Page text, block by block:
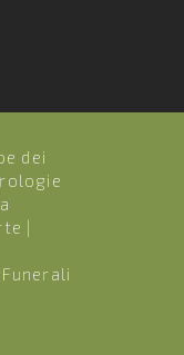
dei
|
Funerali